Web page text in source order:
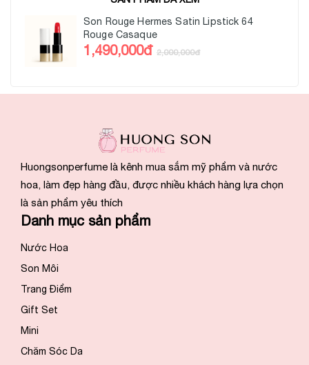
Son Rouge Hermes Satin Lipstick 64
Rouge Casaque
1,490,000đ 2,000,000đ
Huongsonperfume là kênh mua sắm mỹ phẩm và nước
hoa, làm đẹp hàng đầu, được nhiều khách hàng lựa chọn
là sản phẩm yêu thích
Danh mục sản phẩm
Nước Hoa
Son Môi
Trang Điểm
Gift Set
Mini
Chăm Sóc Da